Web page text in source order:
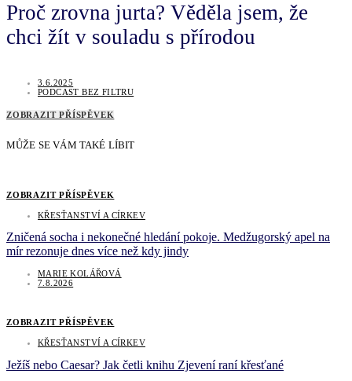
Proč zrovna jurta? Věděla jsem, že
chci žít v souladu s přírodou
3.6.2025
PODCAST BEZ FILTRU
ZOBRAZIT PŘÍSPĚVEK
MŮŽE SE VÁM TAKÉ LÍBIT
ZOBRAZIT PŘÍSPĚVEK
KŘESŤANSTVÍ A CÍRKEV
Zničená socha i nekonečné hledání pokoje. Medžugorský apel na
mír rezonuje dnes více než kdy jindy
MARIE KOLÁŘOVÁ
7.8.2026
ZOBRAZIT PŘÍSPĚVEK
KŘESŤANSTVÍ A CÍRKEV
Ježíš nebo Caesar? Jak četli knihu Zjevení raní křesťané